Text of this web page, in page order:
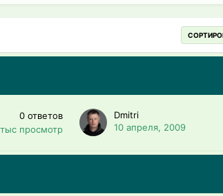
0 ответов
просмотр
Dmitri
10 апреля, 2009